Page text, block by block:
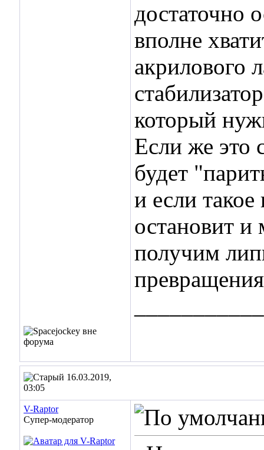
достаточно
вполне
акрилового
который
Если же это
будет
и если
остановит и
получим
16.03.2019,
03:05
V-Raptor
Супер-модератор